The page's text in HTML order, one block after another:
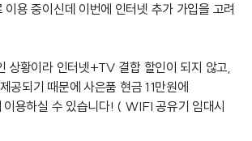
용 중이신데 이번에 인터넷 추가 가입을 고려
상황이라 인터넷+TV 결합 할인이 되지 않고,
공되기 때문에 사은품 현금 11만원에
용하실 수 있습니다! ( WIFI 공유기 임대시